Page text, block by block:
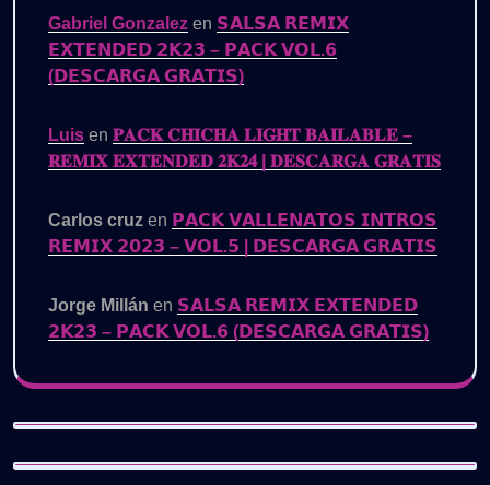
Gabriel Gonzalez en 𝗦𝗔𝗟𝗦𝗔 𝗥𝗘𝗠𝗜𝗫
𝗘𝗫𝗧𝗘𝗡𝗗𝗘𝗗 𝟮𝗞𝟮𝟯 – 𝗣𝗔𝗖𝗞 𝗩𝗢𝗟.𝟲
(𝗗𝗘𝗦𝗖𝗔𝗥𝗚𝗔 𝗚𝗥𝗔𝗧𝗜𝗦)
Luis en 𝐏𝐀𝐂𝐊 𝐂𝐇𝐈𝐂𝐇𝐀 𝐋𝐈𝐆𝐇𝐓 𝐁𝐀𝐈𝐋𝐀𝐁𝐋𝐄 –
𝐑𝐄𝐌𝐈𝐗 𝐄𝐗𝐓𝐄𝐍𝐃𝐄𝐃 𝟐𝐊𝟐𝟒 | 𝐃𝐄𝐒𝐂𝐀𝐑𝐆𝐀 𝐆𝐑𝐀𝐓𝐈𝐒
Carlos cruz en 𝗣𝗔𝗖𝗞 𝗩𝗔𝗟𝗟𝗘𝗡𝗔𝗧𝗢𝗦 𝗜𝗡𝗧𝗥𝗢𝗦
𝗥𝗘𝗠𝗜𝗫 𝟮𝟬𝟮𝟯 – 𝗩𝗢𝗟.𝟱 | 𝗗𝗘𝗦𝗖𝗔𝗥𝗚𝗔 𝗚𝗥𝗔𝗧𝗜𝗦
Jorge Millán en 𝗦𝗔𝗟𝗦𝗔 𝗥𝗘𝗠𝗜𝗫 𝗘𝗫𝗧𝗘𝗡𝗗𝗘𝗗
𝟮𝗞𝟮𝟯 – 𝗣𝗔𝗖𝗞 𝗩𝗢𝗟.𝟲 (𝗗𝗘𝗦𝗖𝗔𝗥𝗚𝗔 𝗚𝗥𝗔𝗧𝗜𝗦)